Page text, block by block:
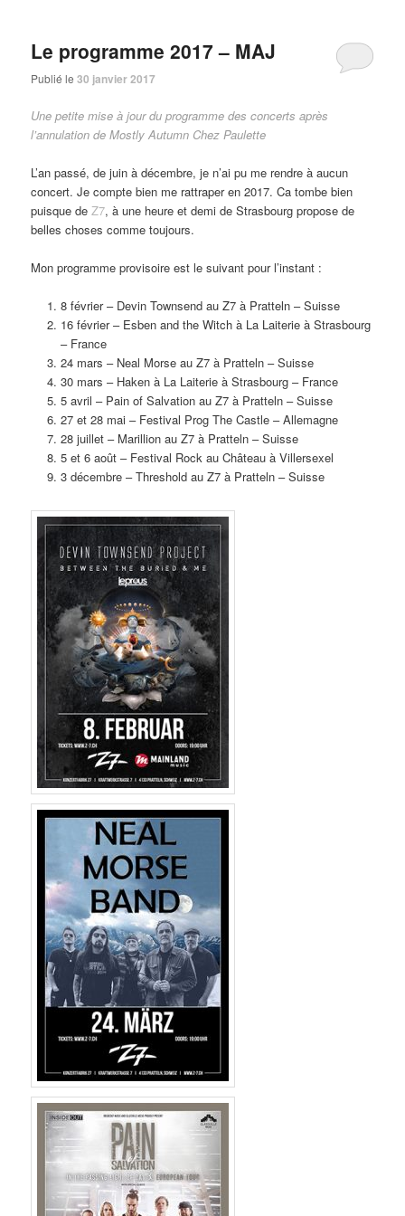
Le programme 2017 – MAJ
Publié le30 janvier 2017
Une petite mise à jour du programme des concerts après
l’annulation de Mostly Autumn Chez Paulette
L’an passé, de juin à décembre, je n’ai pu me rendre à aucun
concert. Je compte bien me rattraper en 2017. Ca tombe bien
puisque deZ7, à une heure et demi de Strasbourg propose de
belles choses comme toujours.
Mon programme provisoire est le suivant pour l’instant :
8 février – Devin Townsend au Z7 à Pratteln – Suisse
16 février – Esben and the Witch à La Laiterie à Strasbourg
– France
24 mars – Neal Morse au Z7 à Pratteln – Suisse
30 mars – Haken à La Laiterie à Strasbourg – France
5 avril – Pain of Salvation au Z7 à Pratteln – Suisse
27 et 28 mai – Festival Prog The Castle – Allemagne
28 juillet – Marillion au Z7 à Pratteln – Suisse
5 et 6 août – Festival Rock au Château à Villersexel
3 décembre – Threshold au Z7 à Pratteln – Suisse